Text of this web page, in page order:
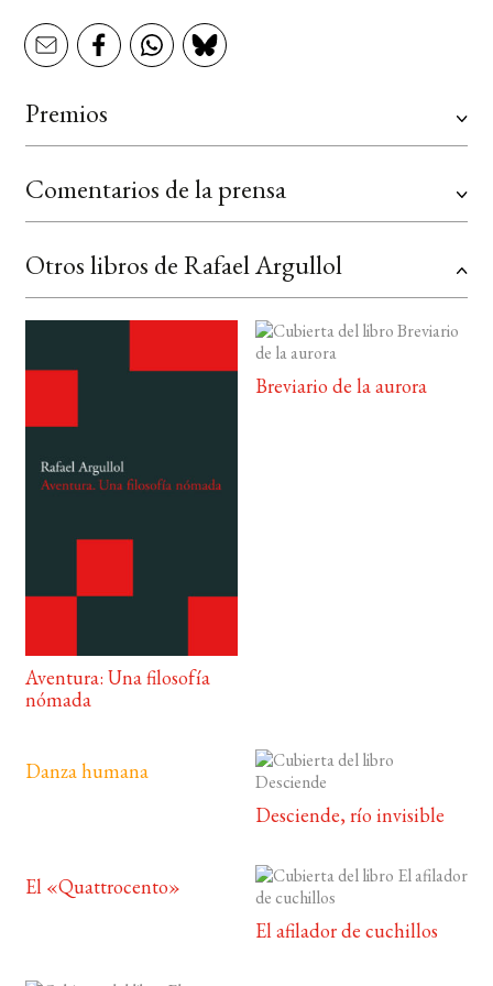
Premios
Comentarios de la prensa
Otros libros de Rafael Argullol
Aventura: Una filosofía
nómada
Breviario de la aurora
Danza humana
Desciende, río invisible
El «Quattrocento»
El afilador de cuchillos